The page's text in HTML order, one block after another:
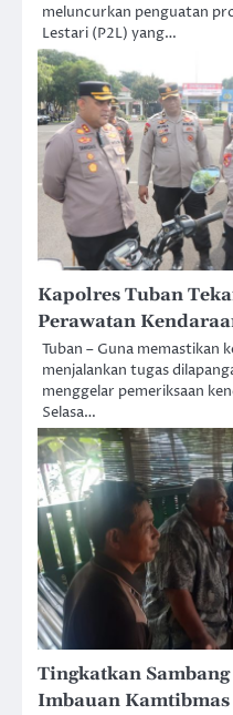
meluncurkan penguatan
Lestari (P2L) yang…
Kapolres Tuban
Perawatan
Tuban – Guna memastikan
menjalankan tugas
menggelar pemeriksaan
Selasa…
Tingkatkan
Imbauan Kamtibmas